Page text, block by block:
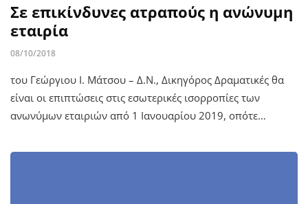
Σε επικίνδυνες ατραπούς η ανώνυμη
εταιρία
08/10/2018
του Γεώργιου Ι. Μάτσου – Δ.Ν., Δικηγόρος Δραματικές θα
είναι οι επιπτώσεις στις εσωτερικές ισορροπίες των
ανωνύμων εταιριών από 1 Ιανουαρίου 2019, οπότε…